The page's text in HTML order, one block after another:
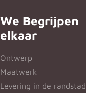
We Begrijpen
elkaar
Ontwerp
Maatwerk
Levering in de randstad